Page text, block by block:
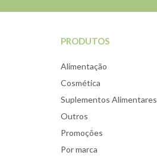
PRODUTOS
Alimentação
Cosmética
Suplementos Alimentares
Outros
Promoções
Por marca